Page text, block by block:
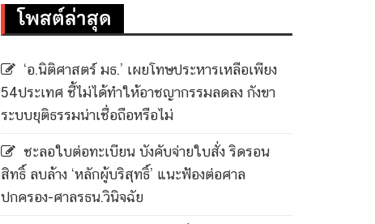
โพสต์ล่าสุด
‘อ.นิติศาสตร์ มธ.’ เผยโทษประหารเหลือเพียง
54ประเทศ ชี้ไม่ได้ทำให้อาชญากรรมลดลง กังขา
ระบบยุติธรรมน่าเชื่อถือหรือไม่
ชะลอใบต่อทะเบียน บังคับจ่ายใบสั่ง ริดรอน
สิทธิ์ ลบล้าง ‘หลักผู้บริสุทธิ์’ แนะฟ้องต่อศาล
ปกครอง-ศาลรธน.วินิจฉัย